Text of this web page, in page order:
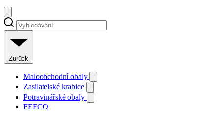
Zurück
Maloobchodní obaly
Zasilatelské krabice
Potravinářské obaly
FEFCO